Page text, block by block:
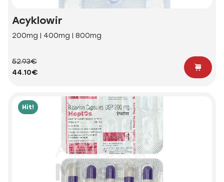
Acyklowir
200mg | 400mg | 800mg
52.93€
44.10€
Hit!